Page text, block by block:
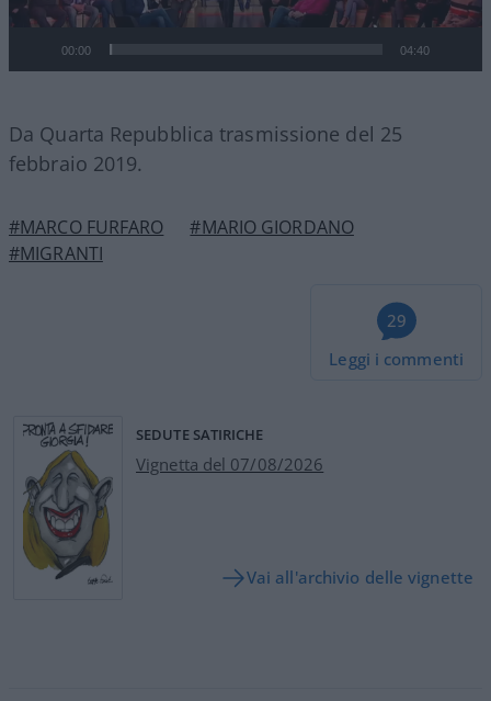
00:00 04:40
Da Quarta Repubblica trasmissione del 25
febbraio 2019.
#MARCO FURFARO
#MARIO GIORDANO
#MIGRANTI
29
Leggi i commenti
SEDUTE SATIRICHE
Vignetta del 07/08/2026
Vai all'archivio delle vignette